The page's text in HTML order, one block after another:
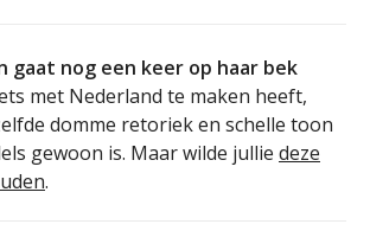
gaat nog een keer op haar bek
met Nederland te maken heeft,
domme retoriek en schelle toon
gewoon is. Maar wilde jullie deze
.